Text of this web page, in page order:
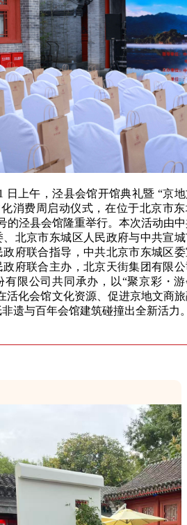
日上午，泾县会馆开馆典礼暨 “京
消费周启动仪式，在位于北京市
的泾县会馆隆重举行。本次活动由
、北京市东城区人民政府与中共宣
政府联合指导，中共北京市东城区
政府联合主办，北京天街集团有限
有限公司共同承办，以“聚京彩・
活化会馆文化资源、促进京地文商
遗与百年会馆建筑碰撞出全新活力